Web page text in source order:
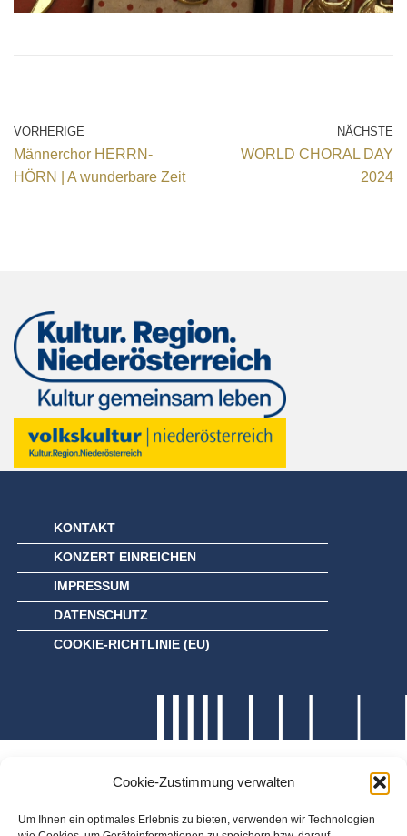
Cookie-Zustimmung verwalten
Um Ihnen ein optimales Erlebnis zu bieten, verwenden wir Technologien
VORHERIGE
Männerchor HERRN-
HÖRN | A wunderbare Zeit
NÄCHSTE
WORLD CHORAL DAY
2024
KONTAKT
KONZERT EINREICHEN
IMPRESSUM
DATENSCHUTZ
COOKIE-RICHTLINIE (EU)